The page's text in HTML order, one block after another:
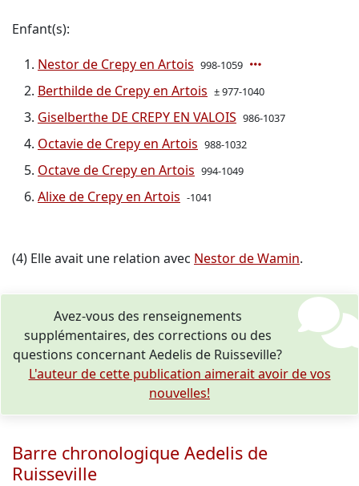
Enfant(s):
Nestor de Crepy en Artois 998-1059
Berthilde de Crepy en Artois ± 977-1040
Giselberthe DE CREPY EN VALOIS 986-1037
Octavie de Crepy en Artois 988-1032
Octave de Crepy en Artois 994-1049
Alixe de Crepy en Artois -1041
(4) Elle avait une relation avec Nestor de Wamin.
Avez-vous des renseignements
supplémentaires, des corrections ou des
questions concernant Aedelis de Ruisseville?
L'auteur de cette publication aimerait avoir de vos
nouvelles!
Barre chronologique Aedelis de
Ruisseville